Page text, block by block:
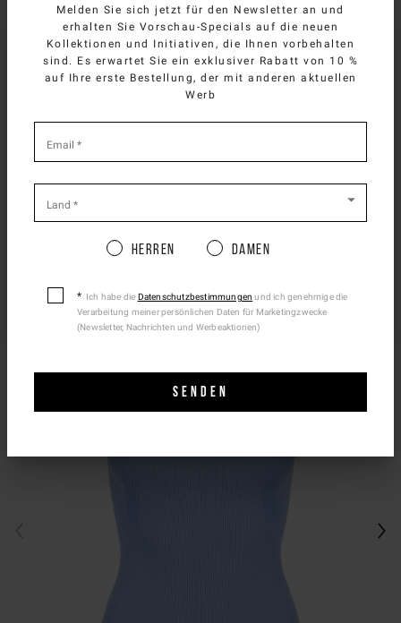
Size & fit
BRAUCHEN SIE HILFE?
Sie können den Kundendienst von iceberg.com per E-Mail
Werktagen (Mo-Fr).
DAS KÖNNTE IHNEN AUCH
SELECT YOUR COUNTRY
You are browsingGerman Website site, but it
appears you are located in
CONTINUE TOUSSITE.
Please be advised that changing your location
while shopping will remove all contents from
Ship To Another Country.
Melden Sie sich jetzt für den Newsletter an und
erhalten Sie Vorschau-Specials auf die neuen
Kollektionen und Initiativen, die Ihnen vorbehalten
sind. Es erwartet Sie ein exklusiver Rabatt von 10 %
auf Ihre erste Bestellung, der mit anderen aktuellen
Werb
required
fields
Email *
Land *
Herren Damen
Ich habe die Datenschutzbestimmungen und ich genehmige die
Verarbeitung meiner persönlichen Daten für Marketingzwecke
(Newsletter, Nachrichten und Werbeaktionen)
SENDEN